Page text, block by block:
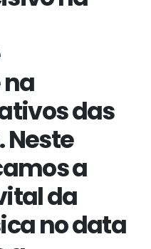
das
Neste
a
da
no data